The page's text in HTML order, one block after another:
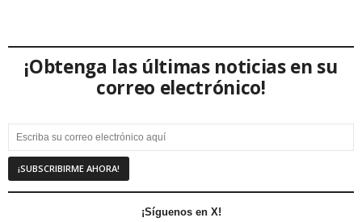
¡Obtenga las últimas noticias en su
correo electrónico!
¡Síguenos en X!